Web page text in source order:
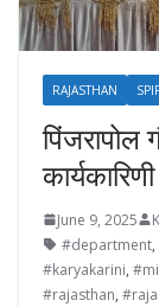
RAJASTHAN
पिंजरापोल
June 9, 2025
#department,
#karyakarini,
#rajasthan,